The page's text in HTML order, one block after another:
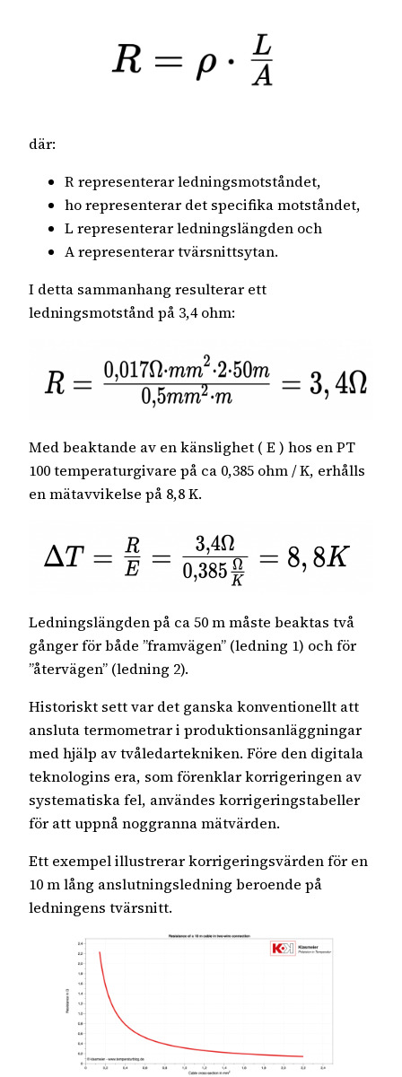
där:
R representerar ledningsmotståndet,
ho representerar det specifika motståndet,
L representerar ledningslängden och
A representerar tvärsnittsytan.
I detta sammanhang resulterar ett
ledningsmotstånd på 3,4 ohm:
Med beaktande av en känslighet ( E ) hos en PT
100 temperaturgivare på ca 0,385 ohm / K, erhålls
en mätavvikelse på 8,8 K.
Ledningslängden på ca 50 m måste beaktas två
gånger för både ”framvägen” (ledning 1) och för
”återvägen” (ledning 2).
Historiskt sett var det ganska konventionellt att
ansluta termometrar i produktionsanläggningar
med hjälp av tvåledartekniken. Före den digitala
teknologins era, som förenklar korrigeringen av
systematiska fel, användes korrigeringstabeller
för att uppnå noggranna mätvärden.
Ett exempel illustrerar korrigeringsvärden för en
10 m lång anslutningsledning beroende på
ledningens tvärsnitt.